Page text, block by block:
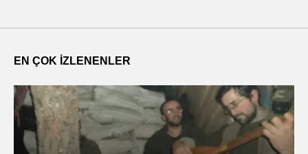
EN ÇOK İZLENENLER